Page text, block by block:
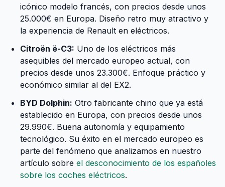
icónico modelo francés, con precios desde unos
25.000€ en Europa. Diseño retro muy atractivo y
la experiencia de Renault en eléctricos.
Citroën ë-C3: Uno de los eléctricos más
asequibles del mercado europeo actual, con
precios desde unos 23.300€. Enfoque práctico y
económico similar al del EX2.
BYD Dolphin: Otro fabricante chino que ya está
establecido en Europa, con precios desde unos
29.990€. Buena autonomía y equipamiento
tecnológico. Su éxito en el mercado europeo es
parte del fenómeno que analizamos en nuestro
artículo sobre el desconocimiento de los españoles
sobre los coches eléctricos.